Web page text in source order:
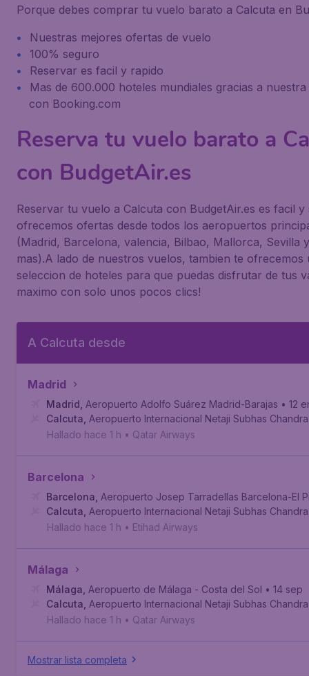
Porque debes comprar tu vuelo barato a Calcuta en
Nuestras mejores ofertas de vuelo
100% seguro
Reservar es facil y rapido
Mas de 600.000 hoteles mundiales gracias a
con Booking.com
Reserva tu vuelo barato a
con BudgetAir.es
Reservar tu vuelo a Calcuta con BudgetAir.es es facil y
ofrecemos ofertas desde todos los aeropuertos
(Madrid, Barcelona, valencia, Bilbao, Mallorca, Sevilla
mas).A lado de nuestros vuelos, tambien te ofrecemos
seleccion de hoteles para que puedas disfrutar de tus
maximo con solo unos pocos clics!
A Calcuta desde
Madrid
Madrid Aeropuerto Adolfo Suárez Madrid-Barajas • 12
Calcuta Aeropuerto Internacional Netaji Subhas
Hallado hace 1 h • Qatar Airways
Barcelona
Barcelona Aeropuerto Josep Tarradellas Barcelona-El
Calcuta Aeropuerto Internacional Netaji Subhas
Hallado hace 1 h • Etihad Airways
Málaga
Málaga Aeropuerto de Málaga - Costa del Sol • 14 sep
Calcuta Aeropuerto Internacional Netaji Subhas
Hallado hace 1 h • Qatar Airways
Mostrar lista completa